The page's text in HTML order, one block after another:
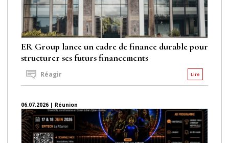
ER Group lance un cadre de finance durable pour
structurer ses futurs financements
Lire
Réagir
06.07.2026 | Réunion